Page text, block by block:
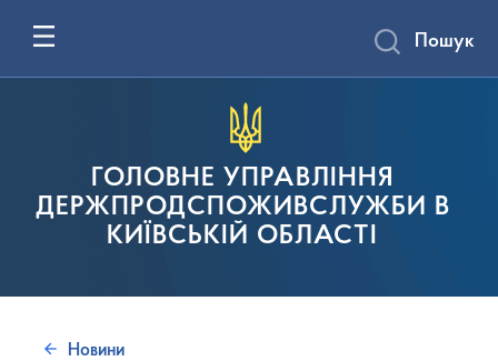
ГОЛОВНЕ УПРАВЛІННЯ
ДЕРЖПРОДСПОЖИВСЛУЖБИ В
КИЇВСЬКІЙ ОБЛАСТІ
Пошук
Новини